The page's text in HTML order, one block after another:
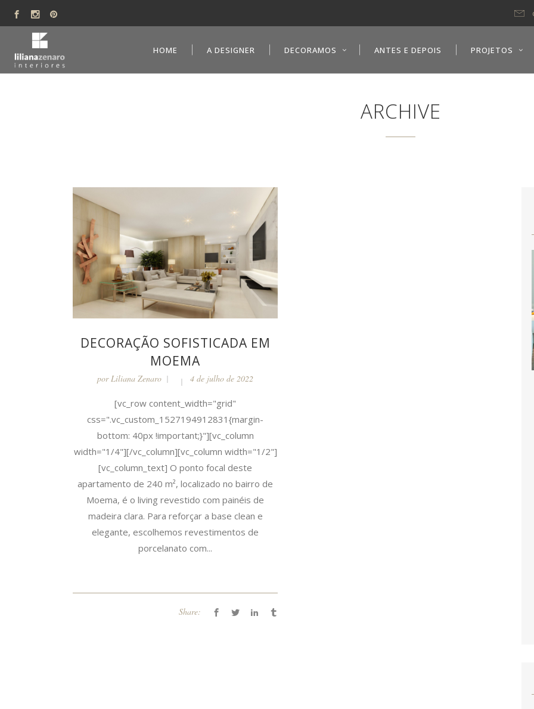
HOME A DESIGNER DECORAMOS ANTES E DEPOIS PROJETOS
ARCHIVE
DECORAÇÃO SOFISTICADA EM
MOEMA
porLiliana Zenaro 4 de julho de 2022
[vc_row content_width="grid"
css=".vc_custom_1527194912831{margin-
bottom: 40px !important;}"][vc_column
width="1/4"][/vc_column][vc_column width="1/2"]
[vc_column_text] O ponto focal deste
apartamento de 240 m², localizado no bairro de
Moema, é o living revestido com painéis de
madeira clara. Para reforçar a base clean e
elegante, escolhemos revestimentos de
porcelanato com...
Share: